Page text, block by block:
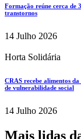
Formação reúne cerca de
transtornos
14 Julho 2026
Horta Solidária
CRAS recebe alimentos
de vulnerabilidade social
14 Julho 2026
Mais lidas